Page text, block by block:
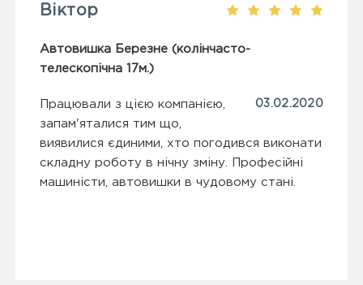
Віктор
Автовишка Березне (колінчасто-
телескопічна 17м.)
03.02.2020
Працювали з цією компанією,
запам'яталися тим що,
виявилися єдиними, хто погодився виконати
складну роботу в нічну зміну. Професійні
машиністи, автовишки в чудовому стані.